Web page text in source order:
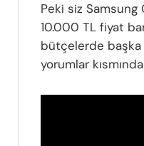
Peki siz Samsung
10.000 TL fiyat
bütçelerde
yorumlar